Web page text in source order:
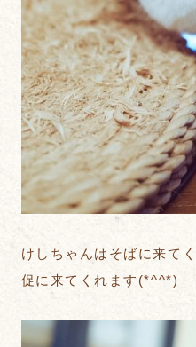
けしちゃんはそばに来て
促に来てくれます(*^^*)